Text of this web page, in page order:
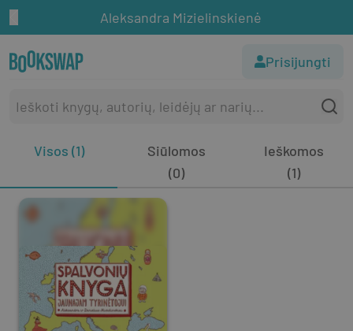
Aleksandra Mizielinskienė
Prisijungti
Visos (1)
Siūlomos
(0)
Ieškomos
(1)